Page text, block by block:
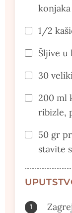
1/2
Šljive u
30
200 ml
ribizle,
50 gr
stavite